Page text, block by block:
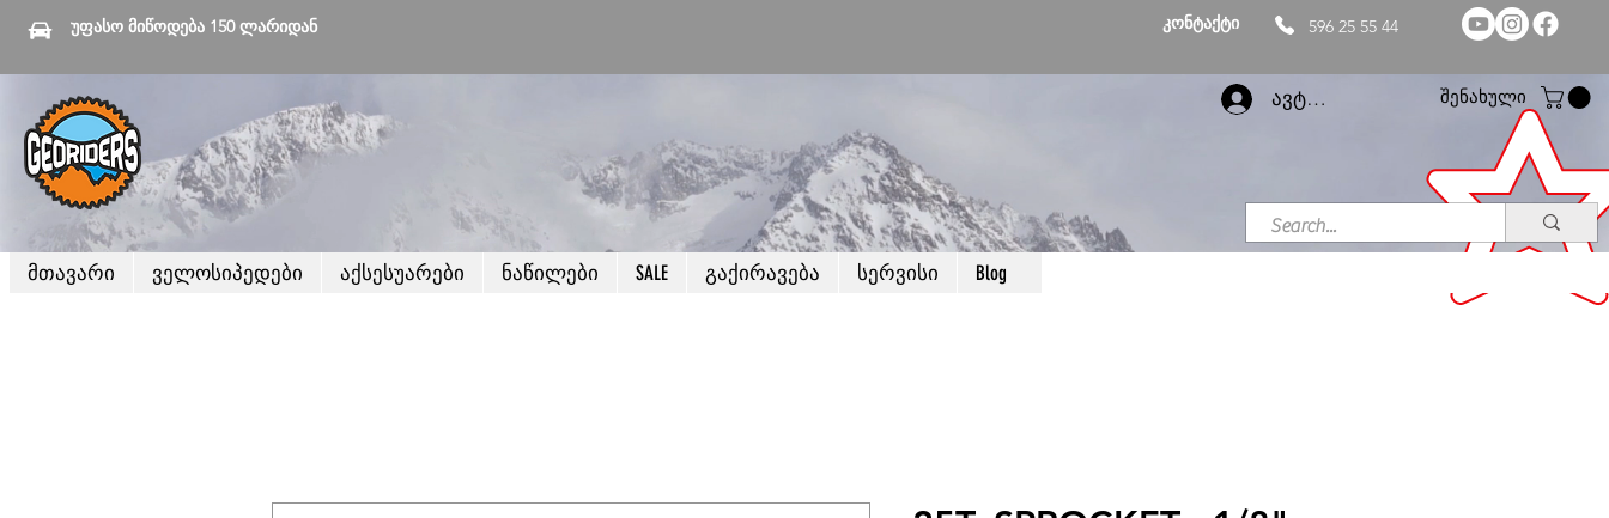
უფასო მიწოდება 150 ლარიდან კონტაქტი 596 25 55 44
ავტორიზაცია შენახული
მთავარი ველოსიპედები აქსესუარები ნაწილები SALE გაქირავება სერვისი Blog